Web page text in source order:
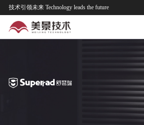
技术引领未来 Technology leads the future